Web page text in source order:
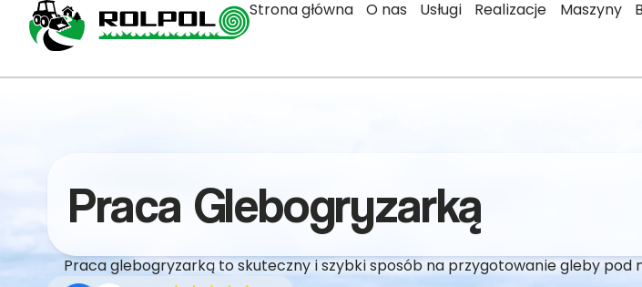
Strona główna O nas Usługi Realizacje Maszyny
Praca Glebogryzarką
Praca glebogryzarką to skuteczny i szybki sposób na przygotowanie gleby pod